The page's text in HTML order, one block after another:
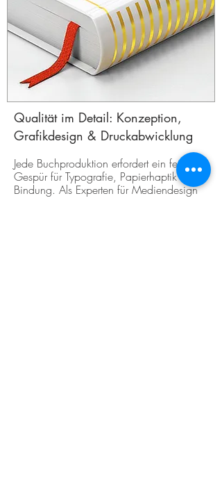
Qualität im Detail: Konzeption,
Grafikdesign & Druckabwicklung
Jede Buchproduktion erfordert ein feines
Gespür für Typografie, Papierhaptik und
Bindung. Als Experten für Mediendesign